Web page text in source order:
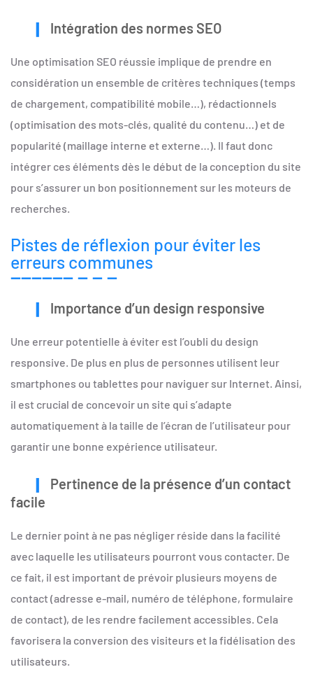
Intégration des normes SEO
Une optimisation SEO réussie implique de prendre en
considération un ensemble de critères techniques (temps
de chargement, compatibilité mobile…), rédactionnels
(optimisation des mots-clés, qualité du contenu…) et de
popularité (maillage interne et externe…). Il faut donc
intégrer ces éléments dès le début de la conception du site
pour s’assurer un bon positionnement sur les moteurs de
recherches.
Pistes de réflexion pour éviter les
erreurs communes
Importance d’un design responsive
Une erreur potentielle à éviter est l’oubli du design
responsive. De plus en plus de personnes utilisent leur
smartphones ou tablettes pour naviguer sur Internet. Ainsi,
il est crucial de concevoir un site qui s’adapte
automatiquement à la taille de l’écran de l’utilisateur pour
garantir une bonne expérience utilisateur.
Pertinence de la présence d’un contact
facile
Le dernier point à ne pas négliger réside dans la facilité
avec laquelle les utilisateurs pourront vous contacter. De
ce fait, il est important de prévoir plusieurs moyens de
contact (adresse e-mail, numéro de téléphone, formulaire
de contact), de les rendre facilement accessibles. Cela
favorisera la conversion des visiteurs et la fidélisation des
utilisateurs.